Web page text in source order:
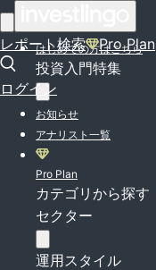
レポート検索 Pro Plan
ログイン
はじめての方はこちら
投資入門特集
お知らせ
アナリスト一覧
Pro Plan
カテゴリから探す
セクター
運用スタイル